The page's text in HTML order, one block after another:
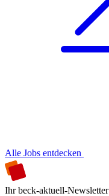
Alle Jobs entdecken
Ihr beck-aktuell-Newsletter